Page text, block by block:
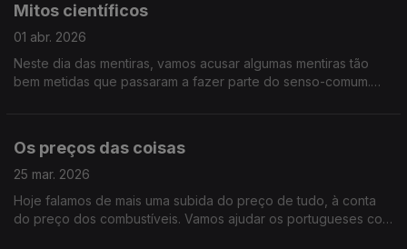
Mitos científicos
01 abr. 2026
Neste dia das mentiras, vamos acusar algumas mentiras tão
bem metidas que passaram a fazer parte do senso-comum.
Os preços das coisas
25 mar. 2026
Hoje falamos de mais uma subida do preço de tudo, à conta
do preço dos combustíveis. Vamos ajudar os portugueses com